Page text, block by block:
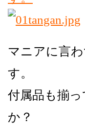
マニアに言
す。
付属品も揃
か？